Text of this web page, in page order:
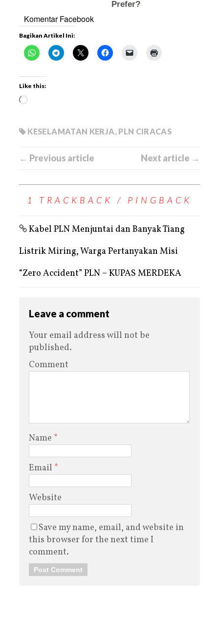
Komentar Facebook
Bagikan Artikel Ini:
Like this:
KESELAMATAN KERJA, PLN CIRACAS
← Previous article Next article →
1 TRACKBACK / PINGBACK
Kabel PLN Menjuntai dan Banyak Tiang
Listrik Miring, Warga Pertanyakan Misi
“Zero Accident” PLN – KUPAS MERDEKA
Leave a comment
Your email address will not be
published.
Comment
Name *
Email *
Website
Save my name, email, and website in
this browser for the next time I
comment.